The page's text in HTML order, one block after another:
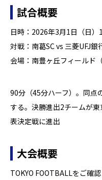
試合概要
日時：2026年3月1日（日）
対戦：南葛SC vs 三菱UFJ銀
会場：南豊ヶ丘フィールド
90分（45分ハーフ）。同点
する。決勝進出2チームが
表決定戦に進出
大会概要
TOKYO FOOTBALLをご確